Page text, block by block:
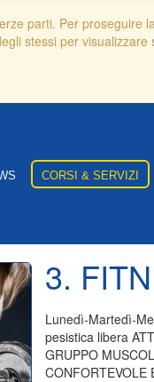
parti. Per
stessi per visualizzare
CORSI & SERVIZI
3.
Lunedì-Martedì-
pesistica libera
GRUPPO
CONFORTEVOLE